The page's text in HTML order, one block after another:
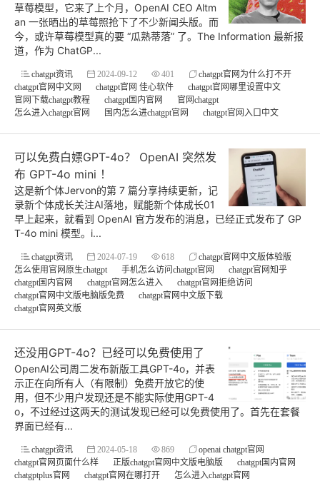
草莓模型，它来了上个月，OpenAI CEO Altm
an 一张晒出的草莓照抢下了不少新闻头版。而
今，或许草莓模型真的要 “瓜熟蒂落” 了。The Information 最新报
道，作为 ChatGP...
chatgpt资讯 2024-09-12 401
chatgpt官网为什么打不开
chatgpt官网中文网
chatgpt官网 佳心软件
chatgpt官网哪里设置中文
官网下载chatgpt教程
chatgpt国内官网
官网chatgpt
怎么进入chatgpt官网
国内怎么进chatgpt官网 chatgpt官网入口中文
可以免费白嫖GPT-4o？ OpenAI 突然发
布 GPT-4o mini ！
这是新个体Jervon的第 7 篇分享持续更新，记
录新个体成长关注AI落地，赋能新个体成长01
早上起来，就看到 OpenAI 官方发布的消息，已经正式发布了 GP
T-4o mini 模型。i...
chatgpt资讯 2024-07-19 618
chatgpt官网中文版体验版
怎么使用官网原生chatgpt
手机怎么访问chatgpt官网
chatgpt官网知乎
chatgpt国内官网
chatgpt官网怎么进入
chatgpt官网拒绝访问
chatgpt官网中文版电脑版免费
chatgpt官网中文版下载
chatgpt官网英文版
还没用GPT-4o？已经可以免费使用了
OpenAI公司周二发布新版工具GPT-4o，并表
示正在向所有人（有限制）免费开放它的使
用，但不少用户发现还是不能实际使用GPT-4
o，不过经过这两天的测试发现已经可以免费使用了。首先在套餐
界面已经有...
chatgpt资讯 2024-05-18 869
openai chatgpt官网
chatgpt官网页面什么样
正版chatgpt官网中文版电脑版
chatgpt国内官网
chatgptplus官网
chatgpt官网在哪打开
怎么进入chatgpt官网